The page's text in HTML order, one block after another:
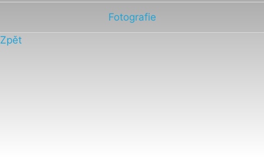
Fotografie
Zpět